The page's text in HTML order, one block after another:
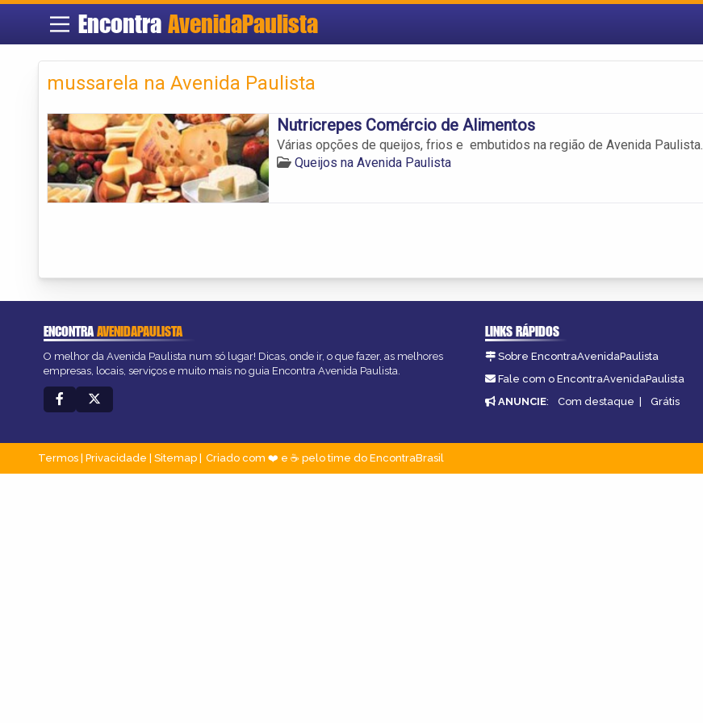
EncontraAvenidaPaulista
mussarela na Avenida Paulista
Nutricrepes Comércio de Alimentos
Várias opções de queijos, frios e embutidos na região de Avenida Paulista.
Queijos na Avenida Paulista
ENCONTRAAVENIDAPAULISTA
O melhor da Avenida Paulista num só lugar! Dicas, onde ir, o que fazer, as melhores
empresas, locais, serviços e muito mais no guia Encontra Avenida Paulista.
LINKS RÁPIDOS
Sobre EncontraAvenidaPaulista
Fale com o EncontraAvenidaPaulista
ANUNCIE: Com destaque | Grátis
Termos Privacidade Sitemap Criado com ❤️ e ☕ pelo time do EncontraBrasil